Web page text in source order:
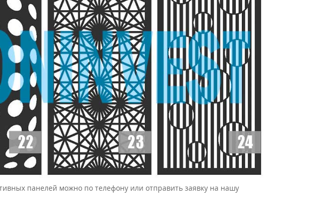
панелей можно по телефону или отправить заявку на нашу